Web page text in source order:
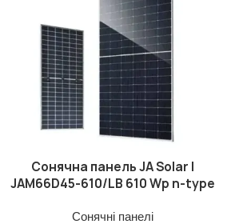
ДОДАТИ В КОШИК
Сонячна панель JA Solar |
JAM66D45-610/LB 610 Wp n-type
Сонячні панелі